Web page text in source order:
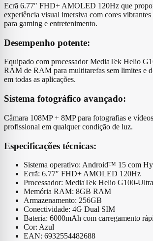
Ecrã 6.77″ FHD+ AMOLED 120Hz que
experiência visual imersiva com cores
para gaming e entretenimento.
Desempenho potente:
Equipado com processador MediaTek Helio
RAM de RAM para multitarefas sem limites e
em todas as aplicações.
Sistema fotográfico avançado:
Câmara 108MP + 8MP para fotografias e
profissional em qualquer condição de luz.
Especificações técnicas:
Sistema operativo: Android™ 15 com
Ecrã: 6.77″ FHD+ AMOLED 120Hz
Processador: MediaTek Helio G100-Ultra
Memória RAM: 8GB RAM
Armazenamento: 256GB
Conectividade: 4G Dual SIM
Bateria: 6000mAh com carregamento
Cor: Azul
EAN: 6932554482688